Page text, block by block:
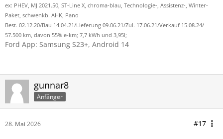
ex: PHEV, MJ 2021.50, ST-Line X, chroma-blau, Technologie-, Assistenz-, Winter-
Paket, schwenkb. AHK, Pano
Best. 02.12.20/Bau 14.04.21/Lieferung 09.06.21/Zul. 17.06.21/Verkauf 15.08.24/
57.500 km, davon 55% e-km; 7,7 kWh und 3,95l;
Ford App: Samsung S23+, Android 14
gunnar8
Anfänger
28. Mai 2026 #17